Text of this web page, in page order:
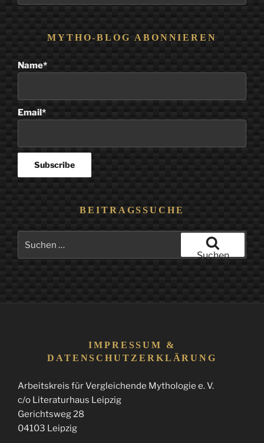
MYTHO-BLOG ABONNIEREN
Name*
Email*
BEITRAGSSUCHE
nach:
Suchen
IMPRESSUM &
DATENSCHUTZERKLÄRUNG
Arbeitskreis für Vergleichende Mythologie e. V.
c/o Literaturhaus Leipzig
Gerichtsweg 28
04103 Leipzig